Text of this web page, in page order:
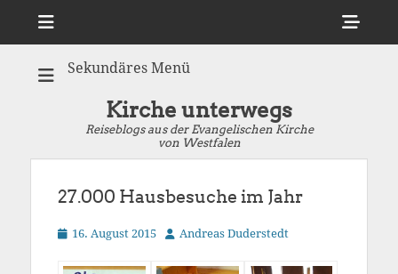
Sekundäres Menü
Kirche unterwegs
Reiseblogs aus der Evangelischen Kirche
von Westfalen
27.000 Hausbesuche im Jahr
Veröffentlicht
16. August 2015 AutorAndreas Duderstedt